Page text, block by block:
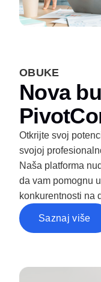
OBUKE
Nova
Otkrijte svoj
svojoj
Naša platforma
da vam pomognu
konkurentnosti na
Saznaj više